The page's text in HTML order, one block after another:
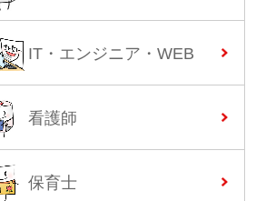
IT・エンジニア・WEB
看護師
保育士